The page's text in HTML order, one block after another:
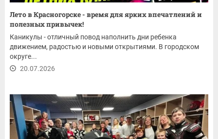
Лето в Красногорске - время для ярких впечатлений и
полезных привычек!
Каникулы - отличный повод наполнить дни ребенка
движением, радостью и новыми открытиями. В городском
округе...
20.07.2026